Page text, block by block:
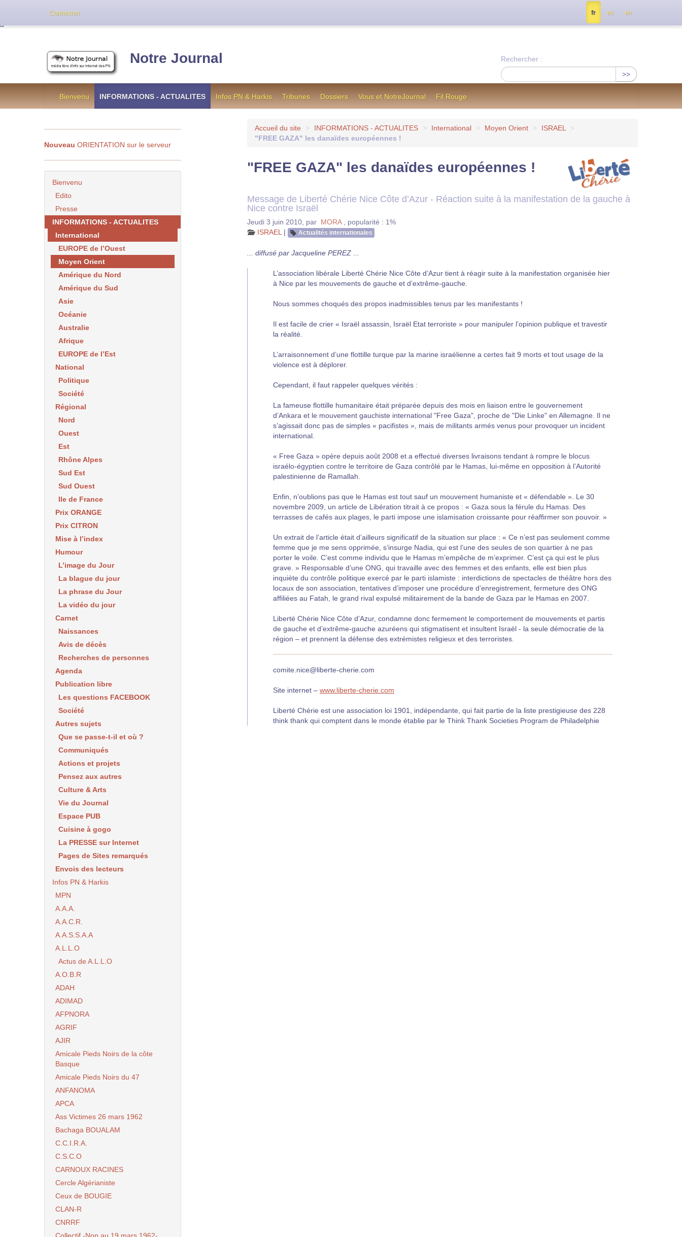
Notre Journal
Rechercher :
>>
Bienvenu INFORMATIONS - ACTUALITES Infos PN & Harkis Tribunes Dossiers Vous et NotreJournal Fil Rouge
Accueil du site > INFORMATIONS - ACTUALITES > International > Moyen Orient > ISRAEL
>
"FREE GAZA" les danaïdes européennes !
"FREE GAZA" les danaïdes européennes !
Message de Liberté Chérie Nice Côte d’Azur - Réaction suite à la manifestation de la gauche à
Nice contre Israël
Jeudi 3 juin 2010 par MORA
popularité : 1%
ISRAEL | Actualités internationales
... diffusé par Jacqueline PEREZ ...
L’association libérale Liberté Chérie Nice Côte d’Azur tient à réagir suite à la manifestation organisée hier
à Nice par les mouvements de gauche et d’extrême-gauche.
Nous sommes choqués des propos inadmissibles tenus par les manifestants !
Il est facile de crier « Israël assassin, Israël Etat terroriste » pour manipuler l’opinion publique et travestir
la réalité.
L’arraisonnement d’une flottille turque par la marine israélienne a certes fait 9 morts et tout usage de la
violence est à déplorer.
Cependant, il faut rappeler quelques vérités :
La fameuse flottille humanitaire était préparée depuis des mois en liaison entre le gouvernement
d’Ankara et le mouvement gauchiste international "Free Gaza", proche de "Die Linke" en Allemagne. Il ne
s’agissait donc pas de simples « pacifistes », mais de militants armés venus pour provoquer un incident
international.
« Free Gaza » opère depuis août 2008 et a effectué diverses livraisons tendant à rompre le blocus
israélo-égyptien contre le territoire de Gaza contrôlé par le Hamas, lui-même en opposition à l’Autorité
palestinienne de Ramallah.
Enfin, n’oublions pas que le Hamas est tout sauf un mouvement humaniste et « défendable ». Le 30
novembre 2009, un article de Libération titrait à ce propos : « Gaza sous la férule du Hamas. Des
terrasses de cafés aux plages, le parti impose une islamisation croissante pour réaffirmer son pouvoir. »
Un extrait de l’article était d’ailleurs significatif de la situation sur place : « Ce n’est pas seulement comme
femme que je me sens opprimée, s’insurge Nadia, qui est l’une des seules de son quartier à ne pas
porter le voile. C’est comme individu que le Hamas m’empêche de m’exprimer. C’est ça qui est le plus
grave. » Responsable d’une ONG, qui travaille avec des femmes et des enfants, elle est bien plus
inquiète du contrôle politique exercé par le parti islamiste : interdictions de spectacles de théâtre hors des
locaux de son association, tentatives d’imposer une procédure d’enregistrement, fermeture des ONG
affiliées au Fatah, le grand rival expulsé militairement de la bande de Gaza par le Hamas en 2007.
Liberté Chérie Nice Côte d’Azur, condamne donc fermement le comportement de mouvements et partis
de gauche et d’extrême-gauche azuréens qui stigmatisent et insultent Israël - la seule démocratie de la
région – et prennent la défense des extrémistes religieux et des terroristes.
comite.nice@liberte-cherie.com
Site internet – www.liberte-cherie.com
Liberté Chérie est une association loi 1901, indépendante, qui fait partie de la liste prestigieuse des 228
think thank qui comptent dans le monde établie par le Think Thank Societies Program de Philadelphie
Nouveau ORIENTATION sur le serveur
Bienvenu
Edito
Presse
INFORMATIONS - ACTUALITES
International
EUROPE de l’Ouest
Moyen Orient
Amérique du Nord
Amérique du Sud
Asie
Océanie
Australie
Afrique
EUROPE de l’Est
National
Politique
Société
Régional
Nord
Ouest
Est
Rhône Alpes
Sud Est
Sud Ouest
Ile de France
Prix ORANGE
Prix CITRON
Mise à l’index
Humour
L’image du Jour
La blague du jour
La phrase du Jour
La vidéo du jour
Carnet
Naissances
Avis de décès
Recherches de personnes
Agenda
Publication libre
Les questions FACEBOOK
Société
Autres sujets
Que se passe-t-il et où ?
Communiqués
Actions et projets
Pensez aux autres
Culture & Arts
Vie du Journal
Espace PUB
Cuisine à gogo
La PRESSE sur Internet
Pages de Sites remarqués
Envois des lecteurs
Infos PN & Harkis
MPN
A.A.A.
A.A.C.R.
A.A.S.S.A.A
A.L.L.O
Actus de A.L.L.O
A.O.B.R
ADAH
ADIMAD
AFPNORA
AGRIF
AJIR
Amicale Pieds Noirs de la côte
Basque
Amicale Pieds Noirs du 47
ANFANOMA
APCA
Ass Victimes 26 mars 1962
Bachaga BOUALAM
C.C.I.R.A.
C.S.C.O
CARNOUX RACINES
Cercle Algérianiste
Ceux de BOUGIE
CLAN-R
CNRRF
Connexion fr es en
Cette version de NotreJournal représente l’ancienne formule utilisée jusqu’en octobre 2012, en cas de difficultés, contactez nous à info@notrejournal.info !